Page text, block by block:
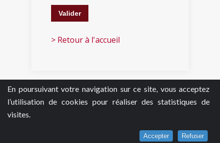
En poursuivant votre navigation sur ce site, vous acceptez
l’utilisation de cookies pour réaliser des statistiques de
visites.
Accepter Refuser
> Retour à l'accueil